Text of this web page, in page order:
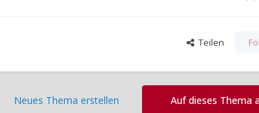
Teilen
Auf dieses Thema
Neues Thema erstellen